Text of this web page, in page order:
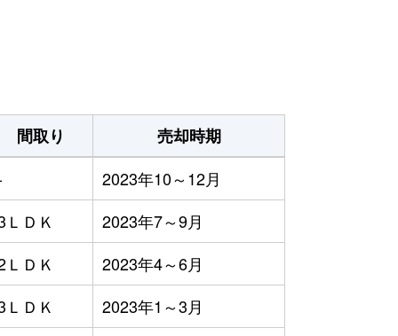
間取り
売却時期
2023年10～12月
ＬＤＫ
2023年7～9月
ＬＤＫ
2023年4～6月
ＬＤＫ
2023年1～3月